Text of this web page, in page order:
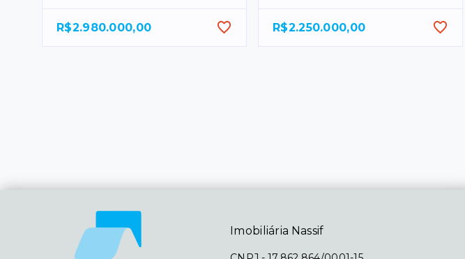
R$2.980.000,00 R$2.250.000,00
Imobiliária Nassif